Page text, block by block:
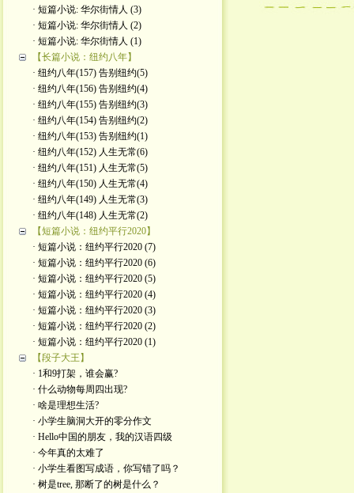
· 短篇小说: 华尔街情人 (3)
· 短篇小说: 华尔街情人 (2)
· 短篇小说: 华尔街情人 (1)
【长篇小说：纽约八年】
· 纽约八年(157) 告别纽约(5)
· 纽约八年(156) 告别纽约(4)
· 纽约八年(155) 告别纽约(3)
· 纽约八年(154) 告别纽约(2)
· 纽约八年(153) 告别纽约(1)
· 纽约八年(152) 人生无常(6)
· 纽约八年(151) 人生无常(5)
· 纽约八年(150) 人生无常(4)
· 纽约八年(149) 人生无常(3)
· 纽约八年(148) 人生无常(2)
【短篇小说：纽约平行2020】
· 短篇小说：纽约平行2020 (7)
· 短篇小说：纽约平行2020 (6)
· 短篇小说：纽约平行2020 (5)
· 短篇小说：纽约平行2020 (4)
· 短篇小说：纽约平行2020 (3)
· 短篇小说：纽约平行2020 (2)
· 短篇小说：纽约平行2020 (1)
【段子大王】
· 1和9打架，谁会赢?
· 什么动物每周四出现?
· 啥是理想生活?
· 小学生脑洞大开的零分作文
· Hello中国的朋友，我的汉语四级
· 今年真的太难了
· 小学生看图写成语，你写错了吗？
· 树是tree, 那断了的树是什么？